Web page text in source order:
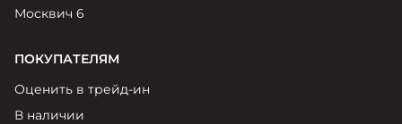
Москвич 6
ПОКУПАТЕЛЯМ
Оценить в трейд-ин
В наличии